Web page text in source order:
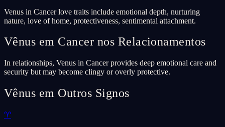
Venus in Cancer love traits include emotional depth, nurturing
nature, love of home, protectiveness, sentimental attachment.
Vênus em Cancer nos Relacionamentos
In relationships, Venus in Cancer provides deep emotional care and
security but may become clingy or overly protective.
Vênus em Outros Signos
♈